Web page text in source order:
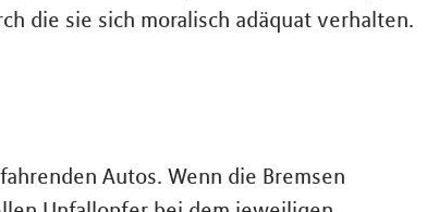
die sie sich moralisch adäquat verhalten.
Autos. Wenn die Bremsen